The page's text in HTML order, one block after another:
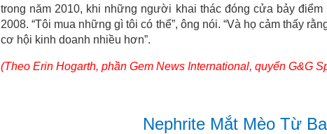
trong năm 2010, khi những người khai thác đóng cửa bảy
2008. “Tôi mua những gì tôi có thể”, ông nói. “Và họ cảm thấy
cơ hội kinh doanh nhiều hơn”.
(Theo Erin Hogarth, phần Gem News International, quyển G&G
Nephrite Mắt Mèo Từ